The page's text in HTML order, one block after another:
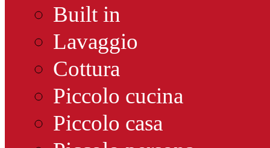
Built in
Lavaggio
Cottura
Piccolo cucina
Piccolo casa